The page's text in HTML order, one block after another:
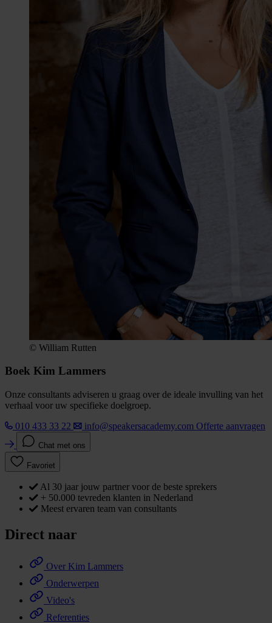
© William Rutten
Boek Kim Lammers
Onze consultants adviseren u graag over de ideale invulling van het
verhaal voor uw specifieke doelgroep.
010 433 33 22
info@speakersacademy.com Offerte aanvragen
Chat met ons
Favoriet
Al 30 jaar jouw partner voor de beste sprekers
+ 50.000 tevreden klanten in Nederland
Meest ervaren team van consultants
Direct naar
Over Kim Lammers
Onderwerpen
Video's
Referenties